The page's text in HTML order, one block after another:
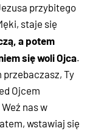
przybitego
staje się
a potem
się woli Ojca.
przebaczasz, Ty
Ojcem
Weź nas w
wstawiaj się